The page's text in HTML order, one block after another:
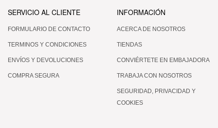
SERVICIO AL CLIENTE
FORMULARIO DE CONTACTO
TERMINOS Y CONDICIONES
ENVÍOS Y DEVOLUCIONES
COMPRA SEGURA
INFORMACIÓN
ACERCA DE NOSOTROS
TIENDAS
CONVIÉRTETE EN EMBAJADORA
TRABAJA CON NOSOTROS
SEGURIDAD, PRIVACIDAD Y
COOKIES